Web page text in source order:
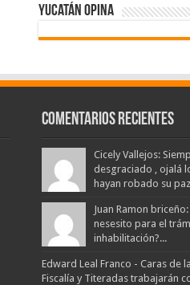
Yucatán Opina
Comentarios Recientes
Cicely Vallejos:
desgraciado , ojalá
hayan robado su
Juan Ramon
nesesito para el
inhabilitación?...
Edward Leal Franco - Caras de
Fiscalía y Titeradas trabajarán